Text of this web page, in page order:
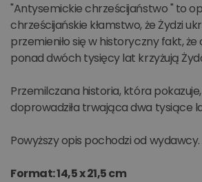
"Antysemickie chrześcijaństwo " to
chrześcijańskie kłamstwo, że Żydzi
przemieniło się w historyczny fakt,
ponad dwóch tysięcy lat krzyżują
Przemilczana historia, która
doprowadziła trwająca dwa tysiące
Powyższy opis pochodzi od wydawcy.
Format: 14,5 x 21,5 cm